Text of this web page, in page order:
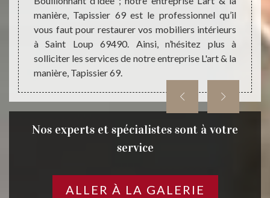
à
manière, Tapissier 69 est le professionnel qu’il
vous faut pour restaurer vos mobiliers intérieurs
à Saint Loup 69490. Ainsi, n’hésitez plus à
solliciter les services de notre entreprise L'art & la
manière, Tapissier 69.
Nos experts et spécialistes sont à votre
service
ALLER À LA GALERIE